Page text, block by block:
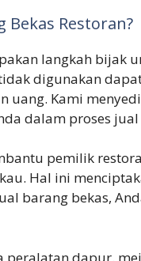
Restoran?
langkah bijak
digunakan
uang. Kami
dalam proses
pemilik
Hal ini
barang bekas,
dapur,